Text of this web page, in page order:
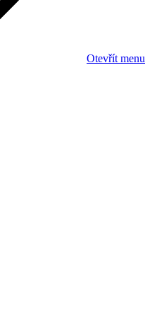
Otevřít menu